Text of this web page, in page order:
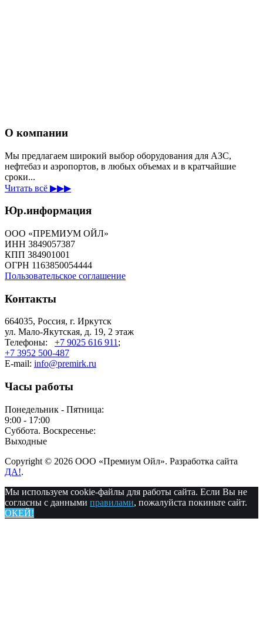
О компании
Мы предлагаем широкий выбор оборудования для АЗС,
нефтебаз и аэропортов, в любых объемах и в кратчайшие
сроки...
Читать всё ▶▶▶
Юр.информация
ООО «ПРЕМИУМ ОЙЛ»
ИНН 3849057387
КПП 384901001
ОГРН 1163850054444
Пользовательское соглашение
Контакты
664035, Россия, г. Иркутск
ул. Мало-Якутская, д. 19, 2 этаж
Телефоны: +7 9025 616 911 ;
+7 3952 500-487
E-mail: info@premirk.ru
Часы работы
Понедельник - Пятница:
9:00 - 17:00
Суббота. Воскресенье:
Выходные
Copyright © 2026 ООО «Премиум Ойл». Разработка сайта
ДА!.
Мы используем cookie-файлы для работы сайта. Если Вы не
согласны с данными правилами, пожалуйста покиньте сайт.
ОКЕЙ!